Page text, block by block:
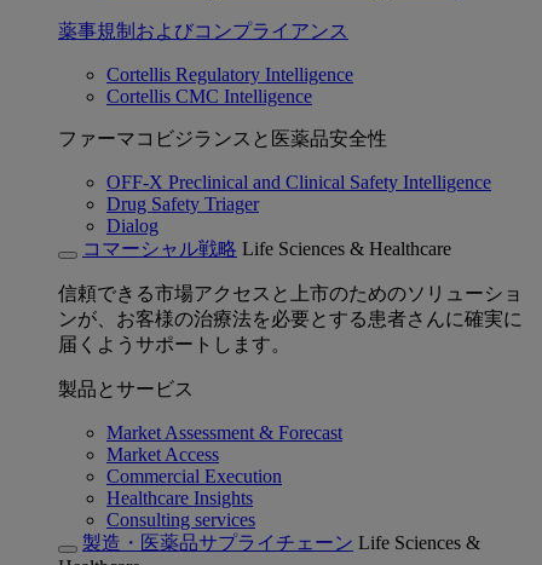
薬事規制およびコンプライアンス
Cortellis Regulatory Intelligence
Cortellis CMC Intelligence
ファーマコビジランスと医薬品安全性
OFF-X Preclinical and Clinical Safety Intelligence
Drug Safety Triager
Dialog
コマーシャル戦略 Life Sciences & Healthcare
信頼できる市場アクセスと上市のためのソリューショ
ンが、お客様の治療法を必要とする患者さんに確実に
届くようサポートします。
製品とサービス
Market Assessment & Forecast
Market Access
Commercial Execution
Healthcare Insights
Consulting services
製造・医薬品サプライチェーン Life Sciences &